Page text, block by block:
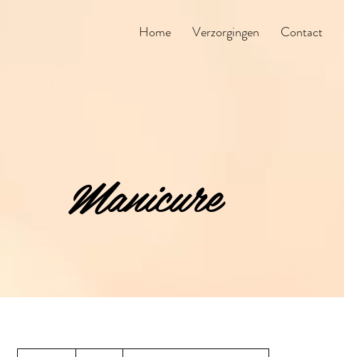
Home Verzorgingen Contact
Manicure